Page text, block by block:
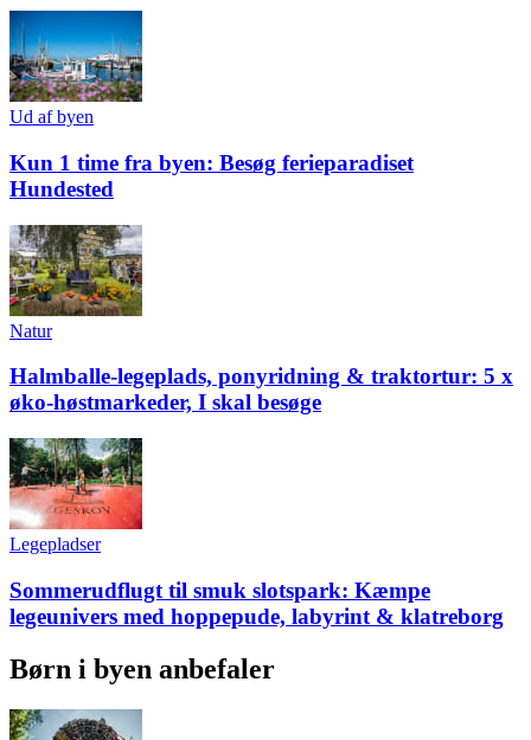
Ud af byen
Kun 1 time fra byen: Besøg ferieparadiset
Hundested
Natur
Halmballe-legeplads, ponyridning & traktortur: 5 x
øko-høstmarkeder, I skal besøge
Legepladser
Sommerudflugt til smuk slotspark: Kæmpe
legeunivers med hoppepude, labyrint & klatreborg
Børn i byen anbefaler